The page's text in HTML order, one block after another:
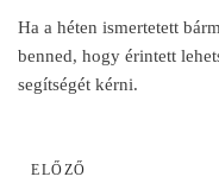
Ha a héten ismertetett
benned, hogy érintett
segítségét kérni.
ELŐZŐ